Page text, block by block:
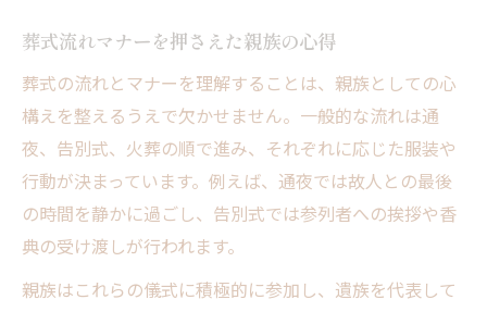
親族が知りたい葬儀やることリスト豆知識
家族葬における親族の注意点と豆知識
葬式流れマナーを押さえた親族の心得
葬式の流れとマナーを理解することは、親族としての心
構えを整えるうえで欠かせません。一般的な流れは通
夜、告別式、火葬の順で進み、それぞれに応じた服装や
行動が決まっています。例えば、通夜では故人との最後
の時間を静かに過ごし、告別式では参列者への挨拶や香
典の受け渡しが行われます。
親族はこれらの儀式に積極的に参加し、遺族を代表して